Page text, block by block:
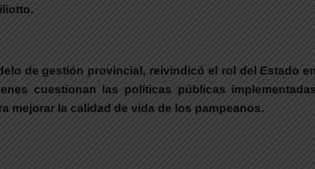
.
de gestión provincial, reivindicó el rol del Estado
cuestionan las políticas públicas
mejorar la calidad de vida de los pampeanos.